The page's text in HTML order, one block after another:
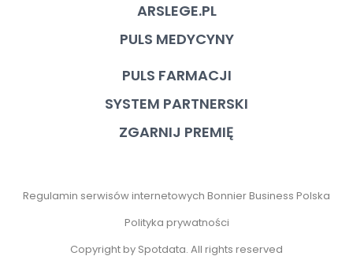
ARSLEGE.PL
PULS MEDYCYNY
PULS FARMACJI
SYSTEM PARTNERSKI
ZGARNIJ PREMIĘ
Regulamin serwisów internetowych Bonnier Business Polska
Polityka prywatności
Copyright by Spotdata. All rights reserved